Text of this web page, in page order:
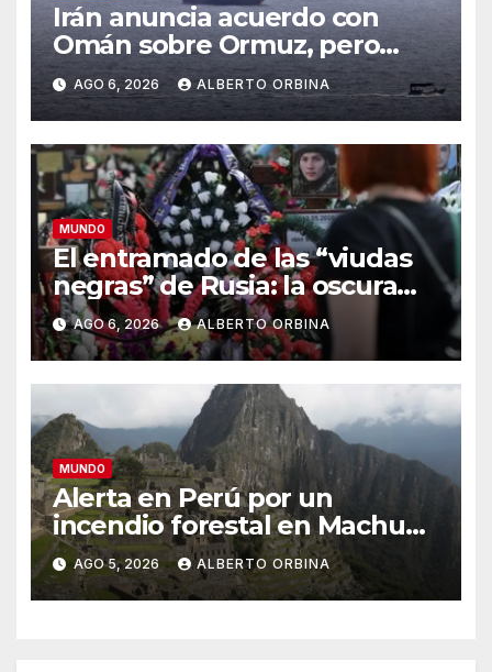
Irán anuncia acuerdo con
Omán sobre Ormuz, pero
avisa que su reapertura
dependerá de lo que haga
Estados Unidos
AGO 6, 2026 ALBERTO ORBINA
MUNDO
El entramado de las “viudas
negras” de Rusia: la oscura
estafa de matrimonios exprés
para cobrar compensaciones
de militares caídos
AGO 6, 2026 ALBERTO ORBINA
MUNDO
Alerta en Perú por un
incendio forestal en Machu
Picchu que afecta el servicio
de trenes hacia el santuario
AGO 5, 2026 ALBERTO ORBINA